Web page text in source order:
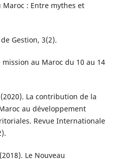
: Entre mythes et
Gestion, 3(2).
mission au Maroc du 10 au 14
(2020). La contribution de la
au développement
Revue Internationale
Le Nouveau